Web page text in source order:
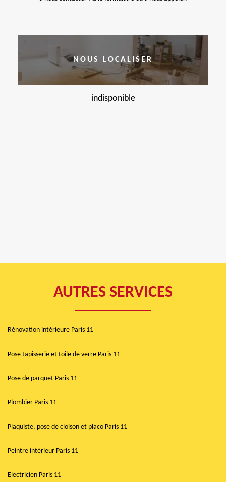
NOUS LOCALISER
indisponible
AUTRES SERVICES
Rénovation intérieure Paris 11
Pose tapisserie et toile de verre Paris 11
Pose de parquet Paris 11
Plombier Paris 11
Plaquiste, pose de cloison et placo Paris 11
Peintre intérieur Paris 11
Electricien Paris 11